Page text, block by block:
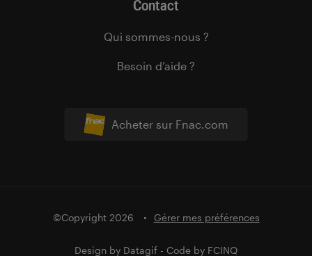
Acheter sur Fnac.com
Contact
Qui sommes-nous ?
Besoin d’aide ?
©Copyright 2026 Gérer mes préférences
Design by Datagif - Code by FCINQ